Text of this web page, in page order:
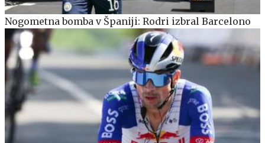
Nogometna bomba v Španiji: Rodri izbral Barcelono